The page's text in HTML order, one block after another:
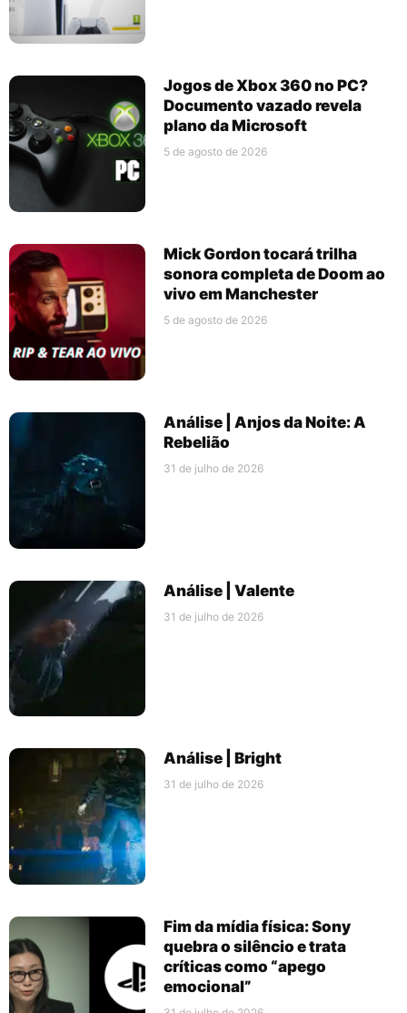
Jogos de Xbox 360 no PC?
Documento vazado revela
plano da Microsoft
5 de agosto de 2026
Mick Gordon tocará trilha
sonora completa de Doom ao
vivo em Manchester
5 de agosto de 2026
Análise | Anjos da Noite: A
Rebelião
31 de julho de 2026
Análise | Valente
31 de julho de 2026
Análise | Bright
31 de julho de 2026
Fim da mídia física: Sony
quebra o silêncio e trata
críticas como “apego
emocional”